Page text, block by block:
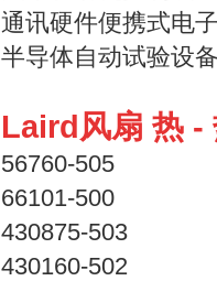
通讯硬件便携式电
半导体自动试验设
Laird风扇 热 -
56760-505
66101-500
430875-503
430160-502